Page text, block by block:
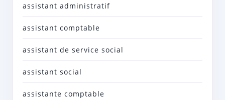
assistant administratif
assistant comptable
assistant de service social
assistant social
assistante comptable